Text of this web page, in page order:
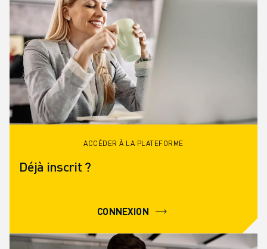
ACCÉDER À LA PLATEFORME
Déjà inscrit ?
CONNEXION